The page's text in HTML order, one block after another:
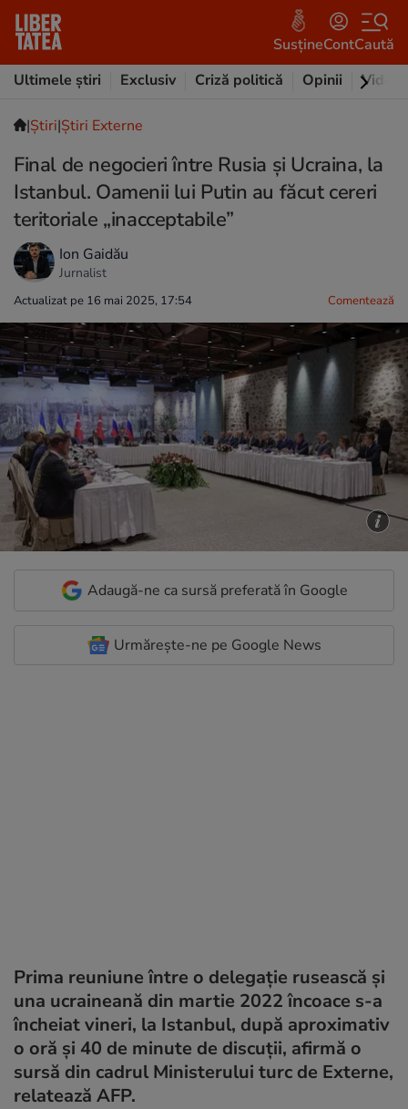
SusțineContCaută
Ultimele știri
Exclusiv Criză politică Opinii Video
|Ştiri|Știri Externe
Final de negocieri între Rusia și Ucraina, la
Istanbul. Oamenii lui Putin au făcut cereri
teritoriale „inacceptabile”
Ion Gaidău
Jurnalist
Actualizat pe 16 mai 2025, 17:54 Comentează
Adaugă-ne ca sursă preferată în Google
Urmărește-ne pe Google News
Prima reuniune între o delegație rusească și
una ucraineană din martie 2022 încoace s-a
încheiat vineri, la Istanbul, după aproximativ
o oră şi 40 de minute de discuţii, afirmă o
sursă din cadrul Ministerului turc de Externe,
relatează AFP.